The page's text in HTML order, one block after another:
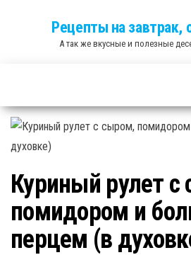
Рецепты на завтрак,
А так же вкусные и полезные
Куриный рулет
помидором и
перцем (в